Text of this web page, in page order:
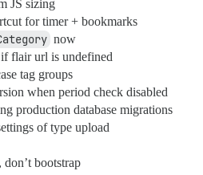
JS sizing
for timer + bookmarks
now
flair url is undefined
tag groups
when period check disabled
production database migrations
of type upload
don’t bootstrap